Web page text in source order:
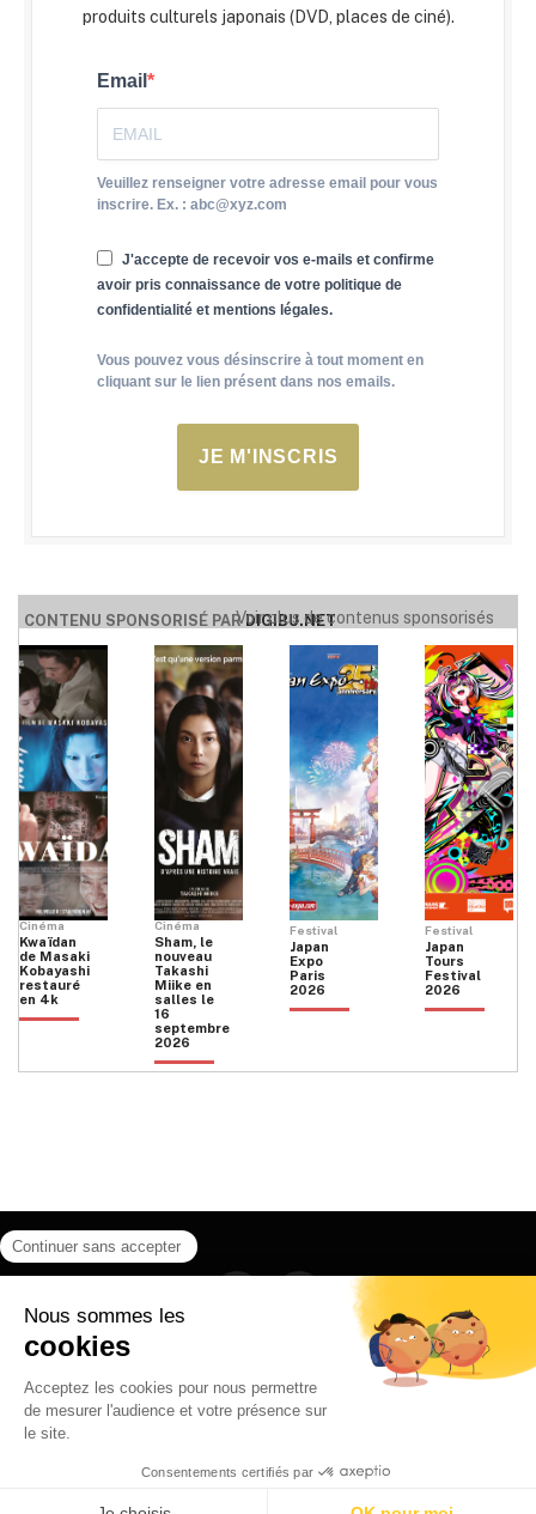
produits culturels japonais (DVD, places de ciné).
Email
Veuillez renseigner votre adresse email pour vous
inscrire. Ex. : abc@xyz.com
J'accepte de recevoir vos e-mails et confirme
avoir pris connaissance de votre politique de
confidentialité et mentions légales.
Vous pouvez vous désinscrire à tout moment en
cliquant sur le lien présent dans nos emails.
JE M'INSCRIS
CONTENU SPONSORISÉ PARDIGIBU.NET
Voir plus de contenus sponsorisés
Cinéma
Kwaïdan
de Masaki
Kobayashi
restauré
en 4k
Cinéma
Sham, le
nouveau
Takashi
Miike en
salles le
16
septembre
2026
Festival
Japan
Expo
Paris
2026
Festival
Japan
Tours
Festival
2026
Instagram
CONTACT
POLITIQUE DE CONFIDENTIALITÉ
© 2026 Ilyfunet communication